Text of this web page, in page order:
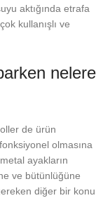
aktığında etrafa
kullanışlı ve
nelere
de ürün
olmasına
ayakların
ve bütünlüğüne
diğer bir konu